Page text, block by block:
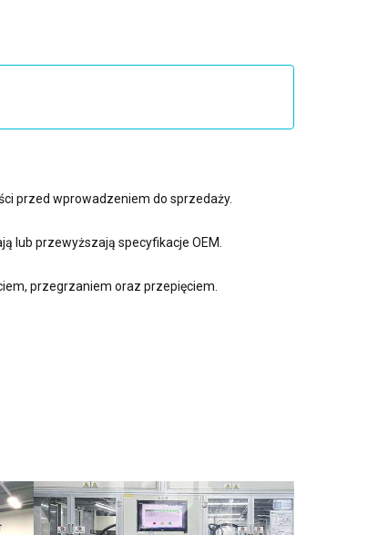
przed wprowadzeniem do sprzedaży.
lub przewyższają specyfikacje OEM.
przegrzaniem oraz przepięciem.